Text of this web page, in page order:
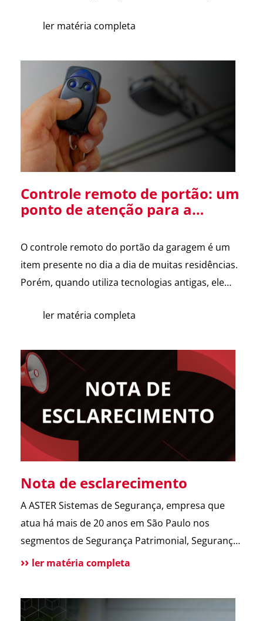
dificuldade na contratação de mão de obra, cada
avaliando essa alternativa. Para esclarecer as
principais dúvidas, reunimos cortes do nosso
Diretor […]
ler matéria completa
Controle remoto de portão: um
ponto de atenção para a
O controle remoto do portão da garagem é um
item presente no dia a dia de muitas residências.
Porém, quando utiliza tecnologias antigas, ele
segurança. Alguns sistemas de portões
seja, o controle envia sempre o mesmo sinal para
abrir o portão. Esse […]
ler matéria completa
Nota de esclarecimento
A ASTER Sistemas de Segurança, empresa que
atua há mais de 20 anos em São Paulo nos
segmentos de Segurança Patrimonial, Segurança
Pessoal, Portaria e Facilities, vem a público
Aster citado em recentes matérias jornalísticas
ler matéria completa